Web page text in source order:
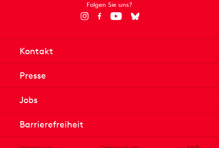
Folgen Sie uns?
Kontakt
Presse
Jobs
Barrierefreiheit